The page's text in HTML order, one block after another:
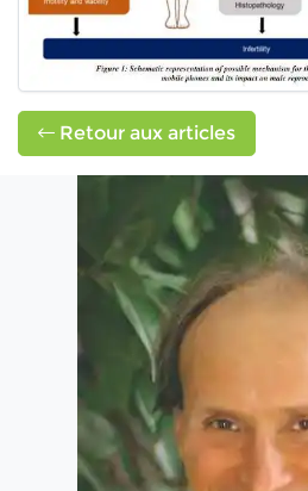
Retour aux articles